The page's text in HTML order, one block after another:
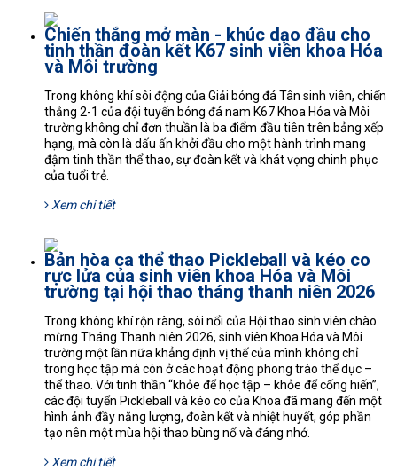
Chiến thắng mở màn - khúc dạo đầu cho
tinh thần đoàn kết K67 sinh viên khoa Hóa
và Môi trường
Trong không khí sôi động của Giải bóng đá Tân sinh viên, chiến
thắng 2-1 của đội tuyển bóng đá nam K67 Khoa Hóa và Môi
trường không chỉ đơn thuần là ba điểm đầu tiên trên bảng xếp
hạng, mà còn là dấu ấn khởi đầu cho một hành trình mang
đậm tinh thần thể thao, sự đoàn kết và khát vọng chinh phục
của tuổi trẻ.
Xem chi tiết
Bản hòa ca thể thao Pickleball và kéo co
rực lửa của sinh viên khoa Hóa và Môi
trường tại hội thao tháng thanh niên 2026
Trong không khí rộn ràng, sôi nổi của Hội thao sinh viên chào
mừng Tháng Thanh niên 2026, sinh viên Khoa Hóa và Môi
trường một lần nữa khẳng định vị thế của mình không chỉ
trong học tập mà còn ở các hoạt động phong trào thể dục –
thể thao. Với tinh thần “khỏe để học tập – khỏe để cống hiến”,
các đội tuyển Pickleball và kéo co của Khoa đã mang đến một
hình ảnh đầy năng lượng, đoàn kết và nhiệt huyết, góp phần
tạo nên một mùa hội thao bùng nổ và đáng nhớ.
Xem chi tiết